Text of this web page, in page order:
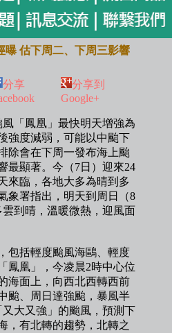
曝 估下周二、下周三影響
分享
分享到
Google+
「鳳凰」最快明天增強為
強度減弱，可能以中颱下
除會在下周一發布海上颱
最顯著。今（7日）迎來24
來臨，各地大多為晴到多
象署指出，明天到周日（8
到晴，溫暖微熱，迎風面
包括輕度颱風海鷗、輕度
鳳凰」，今凌晨2時中心位
海面上，向西北西轉西前
颱、周日達強颱，暴風半
大又強」的颱風，預測下
，有北轉的趨勢，北轉之